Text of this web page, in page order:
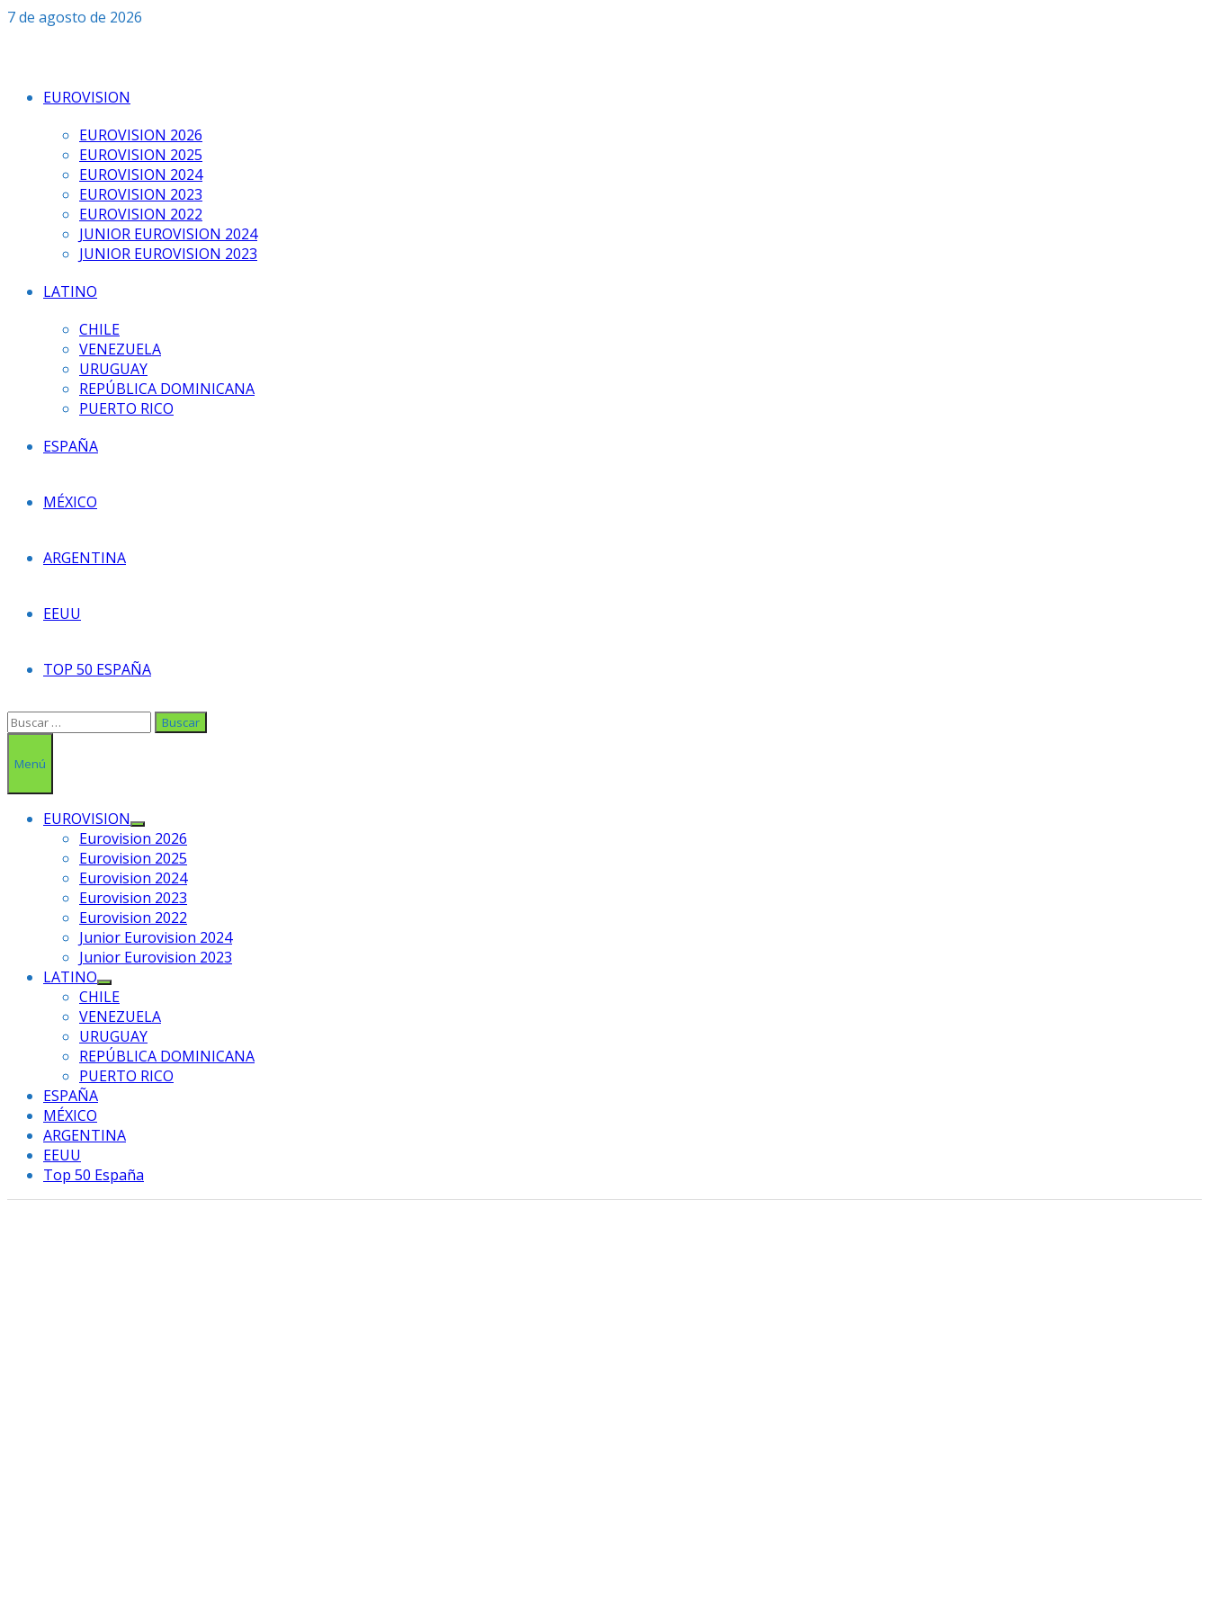
Saltar
7 de agosto de 2026
EUROVISION
EUROVISION 2026
EUROVISION 2025
EUROVISION 2024
EUROVISION 2023
EUROVISION 2022
JUNIOR EUROVISION 2024
JUNIOR EUROVISION 2023
LATINO
CHILE
VENEZUELA
URUGUAY
REPÚBLICA DOMINICANA
PUERTO RICO
ESPAÑA
MÉXICO
ARGENTINA
EEUU
TOP 50 ESPAÑA
Buscar:
Menú
EUROVISION
Mostrar
el
submenú
Eurovision 2026
Eurovision 2025
Eurovision 2024
Eurovision 2023
Eurovision 2022
Junior Eurovision 2024
Junior Eurovision 2023
LATINO
Mostrar
el
submenú
CHILE
VENEZUELA
URUGUAY
REPÚBLICA DOMINICANA
PUERTO RICO
ESPAÑA
MÉXICO
ARGENTINA
EEUU
Top 50 España